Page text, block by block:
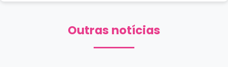
Outras notícias